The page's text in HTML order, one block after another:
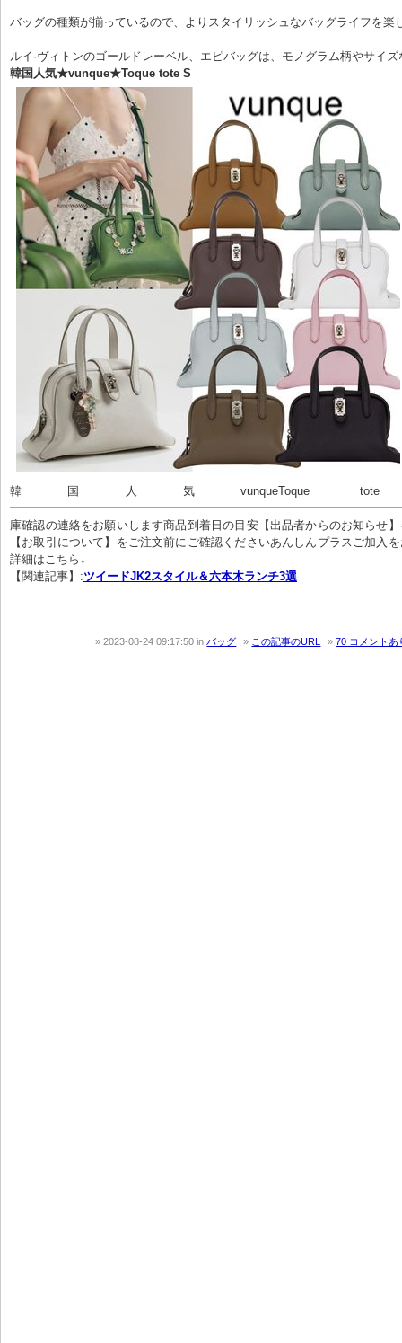
バッグの種類が揃っているので、よりスタイリッシュなバッグライフを楽
ルイ·ヴィトンのゴールドレーベル、エピバッグは、モノグラム柄やサイズ
韓国人気★vunque★Toque tote S
韓国人気vunqueToque tote
━━━━━━━━━━━━━━━━━━━━━━━━━━━━━━━━━━━
庫確認の連絡をお願いします商品到着日の目安【出品者からのお知らせ
【お取引について】をご注文前にご確認くださいあんしんプラスご加入
詳細はこちら↓
【関連記事】:ツイードJK2スタイル＆六本木ランチ3選
2023-08-24 09:17:50inバッグ この記事のURL 70 コメントあ